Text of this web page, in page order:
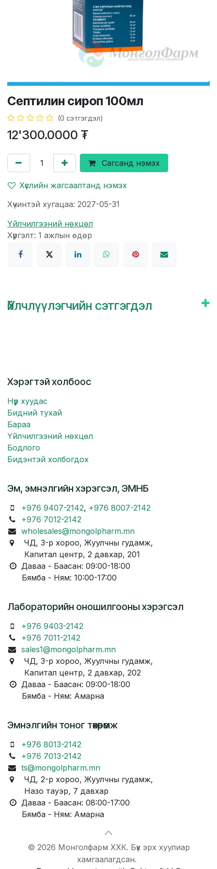
Септилин сироп 100мл
(0 сэтгэгдэл)
12'300.0000 ₮
Сагсанд нэмэх
Хүслийн жагсаалтанд нэмэх
Хүчинтэй хугацаа: 2027-05-31
Үйлчилгээний нөхцөл
Хүргэлт: 1 ажлын өдөр
Үйлчлүүлэгчийн сэтгэгдэл
Хэрэгтэй холбоос
Нүүр хуудас
Бидний тухай
Бараа
Үйлчилгээний нөхцөл
Бодлого
Бидэнтэй холбогдох
Эм, эмнэлгийн хэрэгсэл, ЭМНБ
+976 9407-2142, +976 8007-2142
+976 7012-2142
wholesales@mongolpharm.mn
ЧД, 3-р хороо, Жуулчны гудамж,
Капитал центр, 2 давхар, 201
Даваа - Баасан: 09:00-18:00
Бямба - Ням: 10:00-17:00
Лабораторийн оношилгооны хэрэгсэл
+976 9403-2142
+976 7011-2142
sales1@mongolpharm.mn
ЧД, 3-р хороо, Жуулчны гудамж,
Капитал центр, 2 давхар, 202
Даваа - Баасан: 09:00-18:00
Бямба - Ням: Амарна
Эмнэлгийн тоног төхөөрөмж
+976 8013-2142
+976 7013-2142
ts@mongolpharm.mn
ЧД, 2-р хороо, Жуулчны гудамж,
Назо тауэр, 7 давхар
Даваа - Баасан: 08:00-17:00
Бямба - Ням: Амарна
© 2026 Монголфарм ХХК. Бүх эрх хуулиар
хамгаалагдсан.